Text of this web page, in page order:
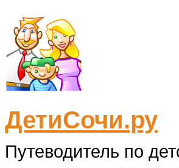
ДетиСочи.ру
Путеводитель по